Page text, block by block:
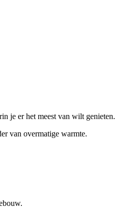
je er het meest van wilt genieten.
van overmatige warmte.